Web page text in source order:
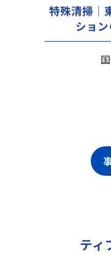
特殊清掃｜
ショ
ティ